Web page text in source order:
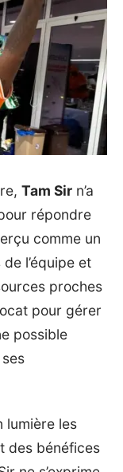
Tam Sir n’a
répondre
comme un
l’équipe et
proches
pour gérer
possible
lumière les
des bénéfices